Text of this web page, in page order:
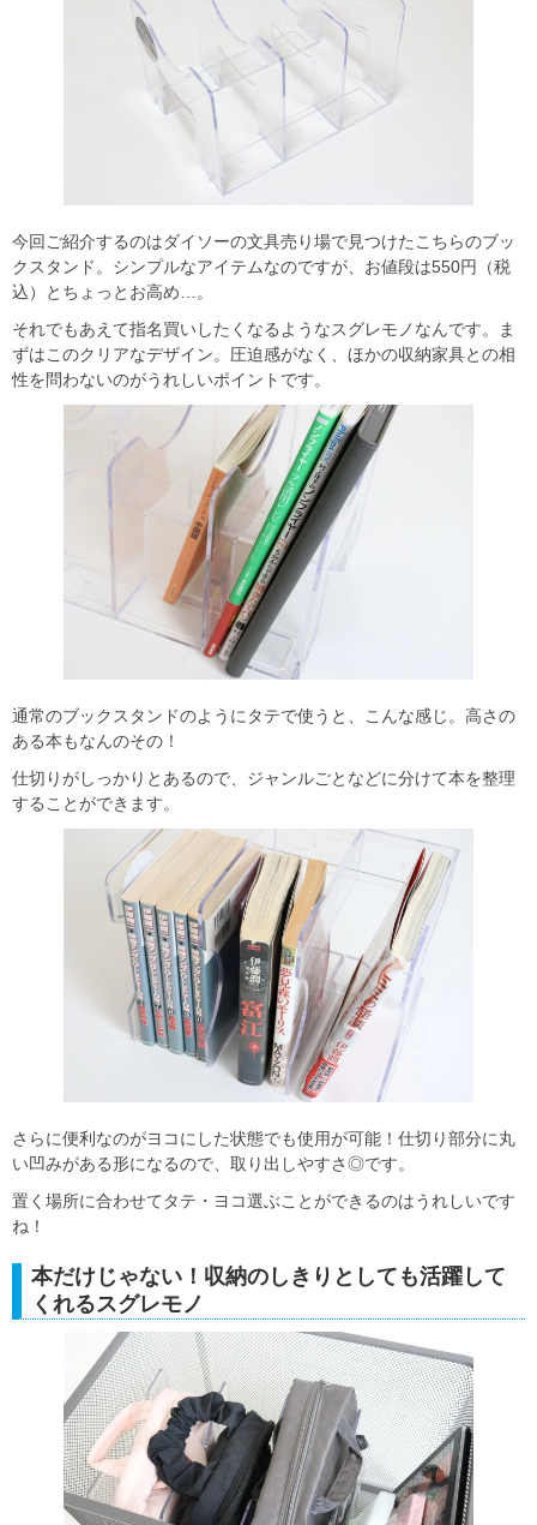
今回ご紹介するのはダイソーの文具売り場で見つけたこちらのブッ
クスタンド。シンプルなアイテムなのですが、お値段は550円（税
込）とちょっとお高め…。
それでもあえて指名買いしたくなるようなスグレモノなんです。ま
ずはこのクリアなデザイン。圧迫感がなく、ほかの収納家具との相
性を問わないのがうれしいポイントです。
通常のブックスタンドのようにタテで使うと、こんな感じ。高さの
ある本もなんのその！
仕切りがしっかりとあるので、ジャンルごとなどに分けて本を整理
することができます。
さらに便利なのがヨコにした状態でも使用が可能！仕切り部分に丸
い凹みがある形になるので、取り出しやすさ◎です。
置く場所に合わせてタテ・ヨコ選ぶことができるのはうれしいです
ね！
本だけじゃない！収納のしきりとしても活躍して
くれるスグレモノ